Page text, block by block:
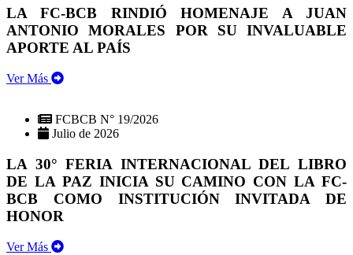
LA FC-BCB RINDIÓ HOMENAJE A JUAN
ANTONIO MORALES POR SU INVALUABLE
APORTE AL PAÍS
Ver Más
FCBCB N° 19/2026
Julio de 2026
LA 30° FERIA INTERNACIONAL DEL LIBRO
DE LA PAZ INICIA SU CAMINO CON LA FC-
BCB COMO INSTITUCIÓN INVITADA DE
HONOR
Ver Más